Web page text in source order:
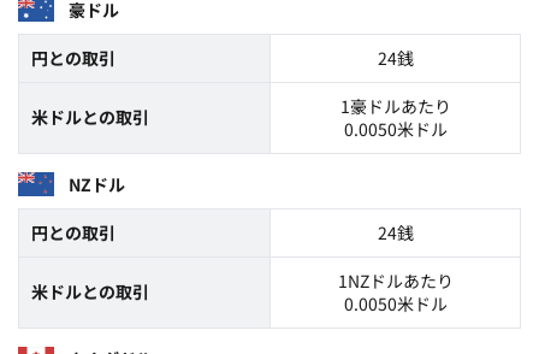
豪ドル
円との取引
24銭
米ドルとの取引
1豪ドルあたり
0.0050米ドル
NZドル
円との取引
24銭
米ドルとの取引
1NZドルあたり
0.0050米ドル